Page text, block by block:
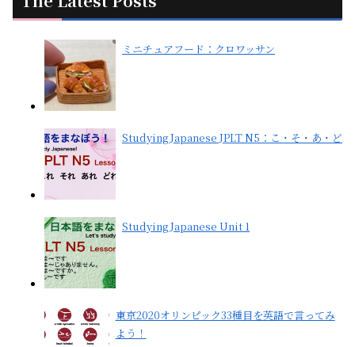
ミニチュアフード：クロワッサン
Studying Japanese JPLT N5：こ・そ・あ・ど
Studying Japanese Unit 1
東京2020オリンピック33種目を英語で言ってみ
よう！